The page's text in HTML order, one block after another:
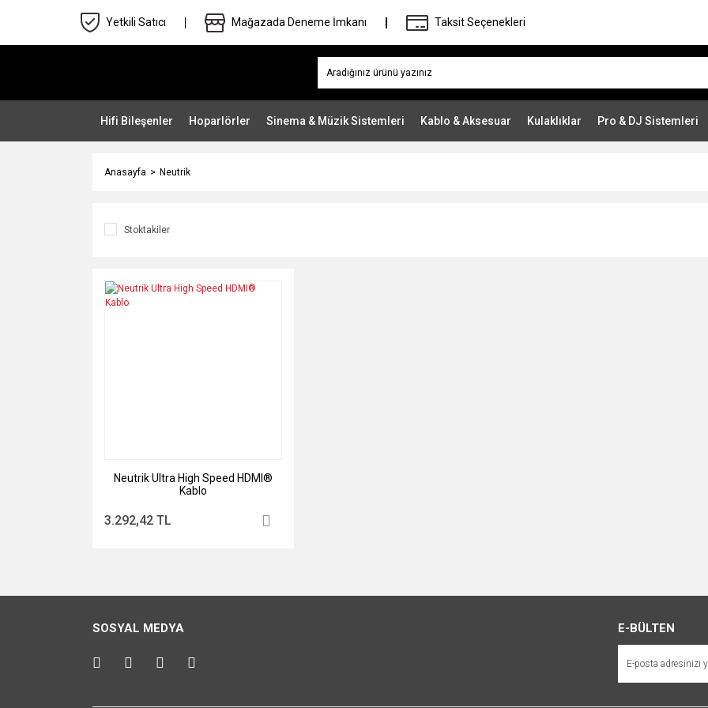
Yetkili Satıcı Mağazada Deneme İmkanı Taksit Seçenekleri
Hifi Bileşenler Hoparlörler Sinema & Müzik Sistemleri Kablo & Aksesuar Kulaklıklar Pro & DJ Sistemleri
Anasayfa Neutrik
Stoktakiler
Neutrik Ultra High Speed HDMI®
Kablo
3.292,42 TL
SOSYAL MEDYA E-BÜLTEN